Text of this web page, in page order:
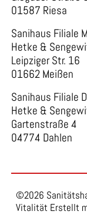
01587 Riesa
Sanihaus Filiale
Hetke &
Leipziger Str. 16
01662 Meißen
Sanihaus Filiale
Hetke &
Gartenstraße 4
04774 Dahlen
©2026
Vitalität Erstellt